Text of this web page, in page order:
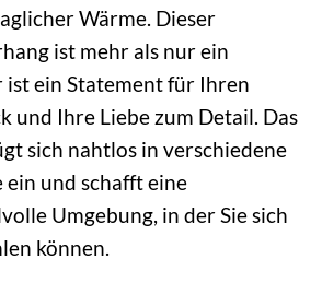
Wärme. Dieser
ist mehr als nur ein
ist ein Statement für Ihren
und Ihre Liebe zum Detail. Das
sich nahtlos in verschiedene
und schafft eine
Umgebung, in der Sie sich
können.